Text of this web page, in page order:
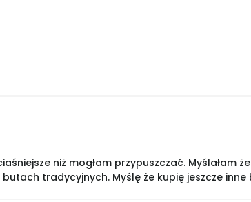
niż mogłam przypuszczać. Myślałam
tradycyjnych. Myślę że kupię jeszcze inne